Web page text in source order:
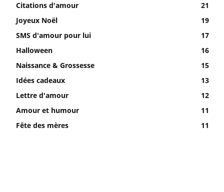
Citations d'amour
21
Joyeux Noël
19
SMS d'amour pour lui
17
Halloween
16
Naissance & Grossesse
15
Idées cadeaux
13
Lettre d'amour
12
Amour et humour
11
Fête des mères
11